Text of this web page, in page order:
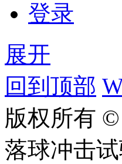
登录
展开
回到顶部
版权所有
落球冲击